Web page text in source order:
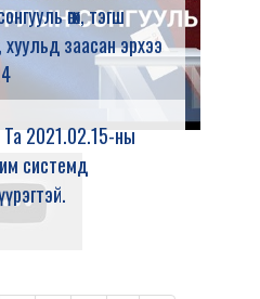
өгөх, тэгш
заасан эрхээ
2021.02.15-ны
системд